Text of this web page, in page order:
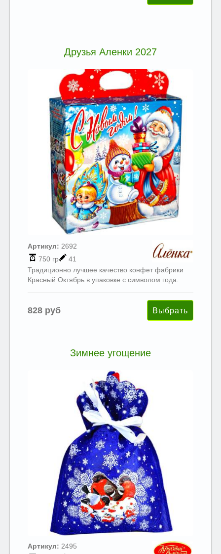
Друзья Аленки 2027
Артикул: 2692
750 гр
41
Традиционно лучшее качество конфет фабрики
Красный Октябрь в упаковке с символом года.
828 руб
Зимнее угощение
Артикул: 2495